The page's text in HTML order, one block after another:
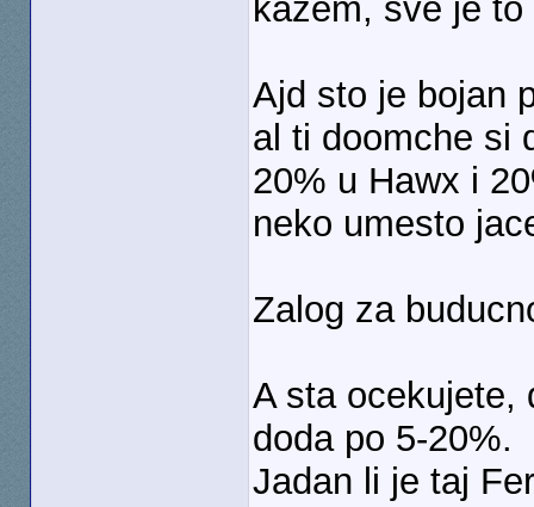
kazem, sve je
Ajd sto je bojan
al ti doomche si
20% u Hawx i
neko umesto
Zalog za
A sta ocekujete,
doda po 5-20%.
Jadan li je taj